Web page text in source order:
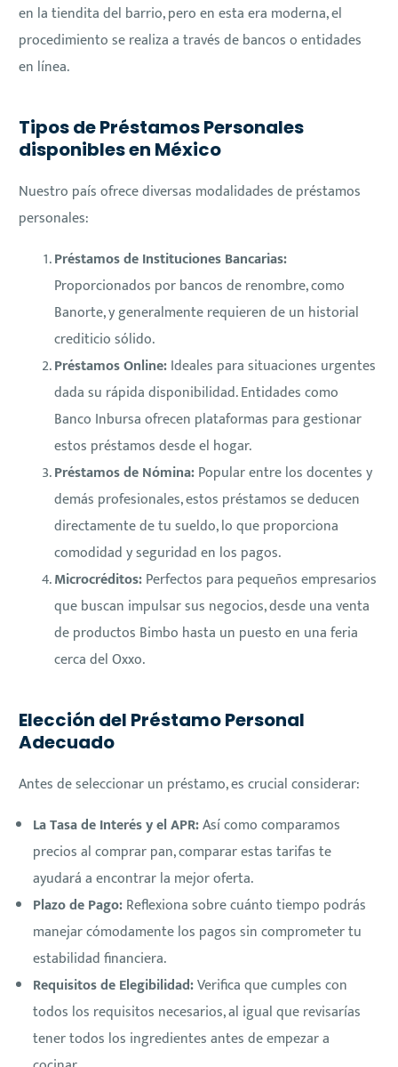
en la tiendita del barrio, pero en esta era moderna, el
procedimiento se realiza a través de bancos o entidades
en línea.
Tipos de Préstamos Personales
disponibles en México
Nuestro país ofrece diversas modalidades de préstamos
personales:
Préstamos de Instituciones Bancarias:
Proporcionados por bancos de renombre, como
Banorte, y generalmente requieren de un historial
crediticio sólido.
Préstamos Online:Ideales para situaciones urgentes
dada su rápida disponibilidad. Entidades como
Banco Inbursa ofrecen plataformas para gestionar
estos préstamos desde el hogar.
Préstamos de Nómina:Popular entre los docentes y
demás profesionales, estos préstamos se deducen
directamente de tu sueldo, lo que proporciona
comodidad y seguridad en los pagos.
Microcréditos:Perfectos para pequeños empresarios
que buscan impulsar sus negocios, desde una venta
de productos Bimbo hasta un puesto en una feria
cerca del Oxxo.
Elección del Préstamo Personal
Adecuado
Antes de seleccionar un préstamo, es crucial considerar:
La Tasa de Interés y el APR:Así como comparamos
precios al comprar pan, comparar estas tarifas te
ayudará a encontrar la mejor oferta.
Plazo de Pago:Reflexiona sobre cuánto tiempo podrás
manejar cómodamente los pagos sin comprometer tu
estabilidad financiera.
Requisitos de Elegibilidad:Verifica que cumples con
todos los requisitos necesarios, al igual que revisarías
tener todos los ingredientes antes de empezar a